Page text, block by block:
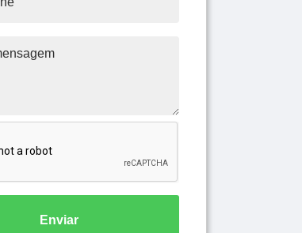
Enviar